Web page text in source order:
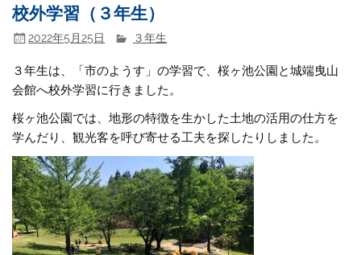
校外学習（３年生）
2022年5月25日 ３年生
３年生は、「市のようす」の学習で、桜ヶ池公園と城端曳山
会館へ校外学習に行きました。
桜ヶ池公園では、地形の特徴を生かした土地の活用の仕方を
学んだり、観光客を呼び寄せる工夫を探したりしました。